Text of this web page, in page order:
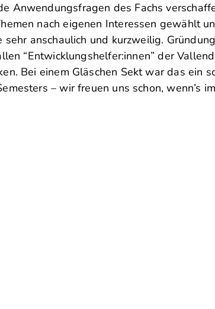
Anwendungsfragen des Fachs
nach eigenen Interessen gewählt
sehr anschaulich und kurzweilig.
“Entwicklungshelfer:innen” der
Bei einem Gläschen Sekt war das ein
– wir freuen uns schon, wenn’s